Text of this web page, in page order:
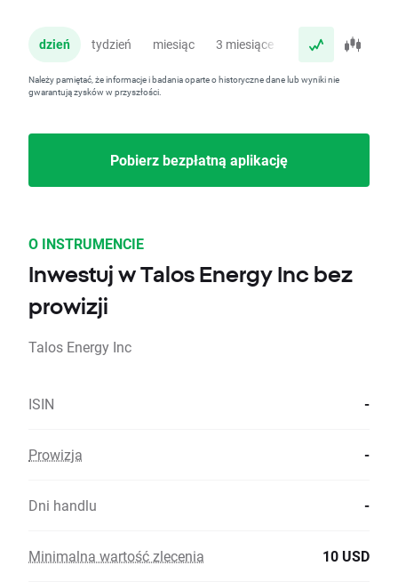
dzień tydzień miesiąc 3 miesiące rok
Należy pamiętać, że informacje i badania oparte o historyczne dane lub wyniki nie
gwarantują zysków w przyszłości.
Pobierz bezpłatną aplikację
O INSTRUMENCIE
Inwestuj w Talos Energy Inc bez
prowizji
Talos Energy Inc
ISIN -
Prowizja -
Dni handlu -
Minimalna wartość zlecenia 10 USD